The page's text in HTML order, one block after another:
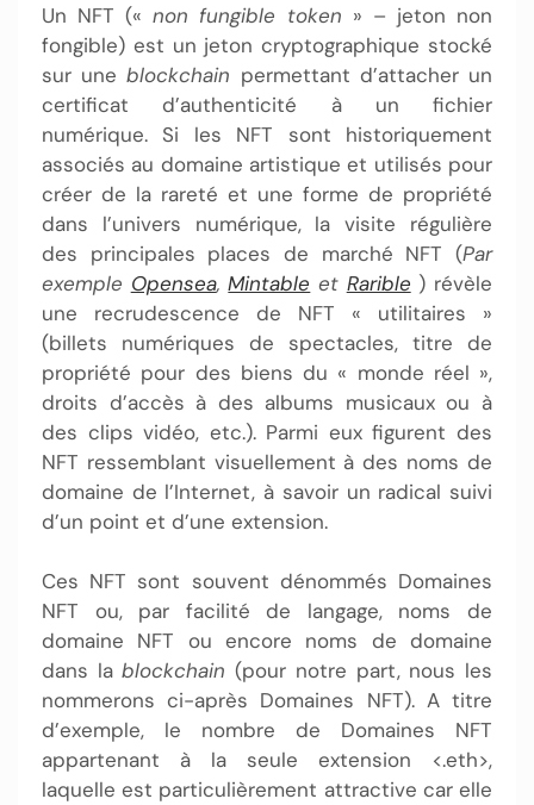
Un NFT («non fungible token » – jeton non
fongible) est un jeton cryptographique stocké
sur uneblockchain permettant d’attacher un
certificat d’authenticité à un fichier
numérique. Si les NFT sont historiquement
associés au domaine artistique et utilisés pour
créer de la rareté et une forme de propriété
dans l’univers numérique, la visite régulière
des principales places de marché NFT (Par
exemple Opensea,Mintable et Rarible ) révèle
une recrudescence de NFT « utilitaires »
(billets numériques de spectacles, titre de
propriété pour des biens du « monde réel »,
droits d’accès à des albums musicaux ou à
des clips vidéo, etc.). Parmi eux figurent des
NFT ressemblant visuellement à des noms de
domaine de l’Internet, à savoir un radical suivi
d’un point et d’une extension.
Ces NFT sont souvent dénommés Domaines
NFT ou, par facilité de langage, noms de
domaine NFT ou encore noms de domaine
dans lablockchain (pour notre part, nous les
nommerons ci-après Domaines NFT). A titre
d’exemple, le nombre de Domaines NFT
appartenant à la seule extension <.eth>,
laquelle est particulièrement attractive car elle